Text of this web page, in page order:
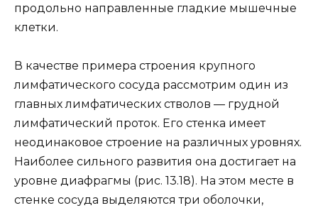
продольно направленные гладкие мышечные
клетки.
В качестве примера строения крупного
лимфатического сосуда рассмотрим один из
главных лимфатических стволов — грудной
лимфатический проток. Его стенка имеет
неодинаковое строение на различных уровнях.
Наиболее сильного развития она достигает на
уровне диафрагмы (рис. 13.18). На этом месте в
стенке сосуда выделяются три оболочки,